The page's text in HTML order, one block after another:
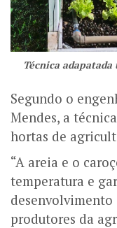
Técnica
Segundo o
Mendes, a
hortas de
“A areia e o
temperatura e
desenvolvimento
produtores da